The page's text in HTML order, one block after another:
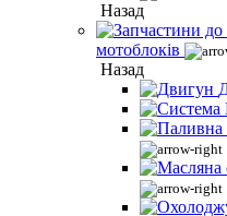
Назад
мотоблоків
Назад